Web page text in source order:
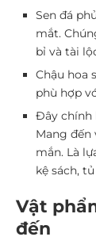
Sen đá
mắt.
bỉ và tài
Chậu hoa
phù hợp
Đây chính
Mang đến
mắn. Là
kệ sách,
Vật
đến